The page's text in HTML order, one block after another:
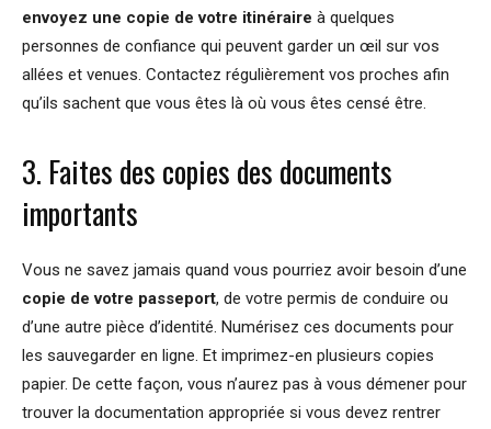
envoyez une copie de votre itinéraire à quelques
personnes de confiance qui peuvent garder un œil sur vos
allées et venues. Contactez régulièrement vos proches afin
qu’ils sachent que vous êtes là où vous êtes censé être.
3. Faites des copies des documents
importants
Vous ne savez jamais quand vous pourriez avoir besoin d’une
copie de votre passeport, de votre permis de conduire ou
d’une autre pièce d’identité. Numérisez ces documents pour
les sauvegarder en ligne. Et imprimez-en plusieurs copies
papier. De cette façon, vous n’aurez pas à vous démener pour
trouver la documentation appropriée si vous devez rentrer